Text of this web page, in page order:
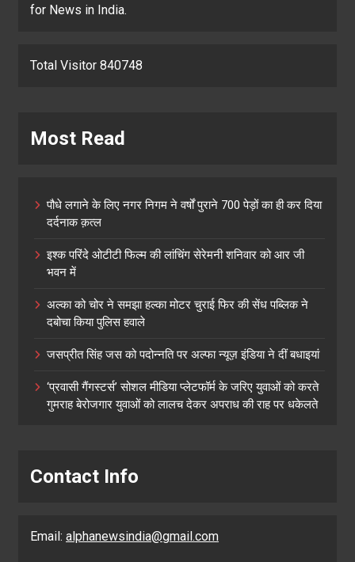
for News in India.
Total Visitor 840748
Most Read
पौधे लगाने के लिए नगर निगम ने वर्षों पुराने 700 पेड़ों का ही कर दिया
दर्दनाक क़त्ल
इश्क परिंदे ओटीटी फिल्म की लांचिंग सेरेमनी शनिवार को आर जी
भवन में
अल्का को चोर ने समझा हल्का मोटर चुराई फिर की सेंध पब्लिक ने
दबोचा किया पुलिस हवाले
जसप्रीत सिंह जस को पदोन्नति पर अल्फा न्यूज़ इंडिया ने दीं बधाइयां
‘प्रवासी गैंगस्टर्स’ सोशल मीडिया प्लेटफॉर्म के जरिए युवाओं को करते
गुमराह बेरोजगार युवाओं को लालच देकर अपराध की राह पर धकेलते
Contact Info
Email: alphanewsindia@gmail.com